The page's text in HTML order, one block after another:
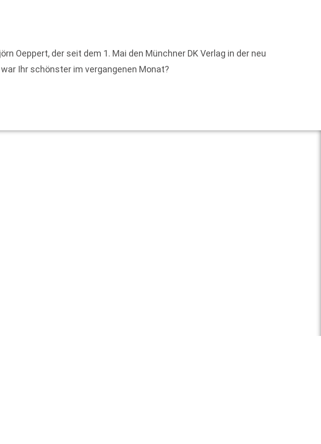
Oeppert, der seit dem 1. Mai den Münchner DK Verlag in der neu
Ihr schönster im vergangenen Monat?